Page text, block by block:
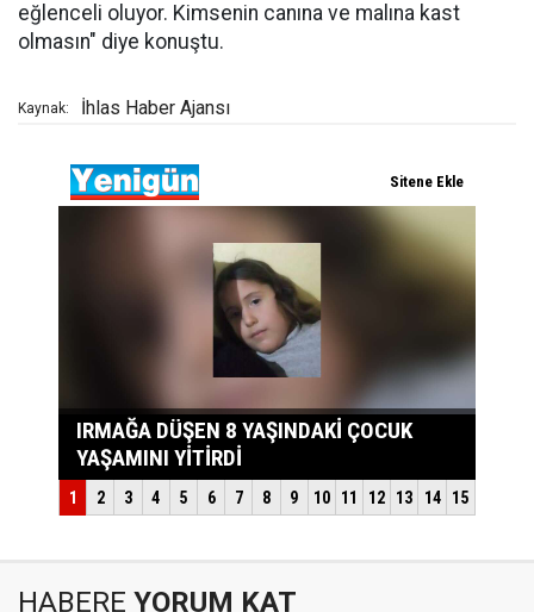
eğlenceli oluyor. Kimsenin canına ve malına kast
olmasın" diye konuştu.
Kaynak: İhlas Haber Ajansı
HABERE YORUM KAT